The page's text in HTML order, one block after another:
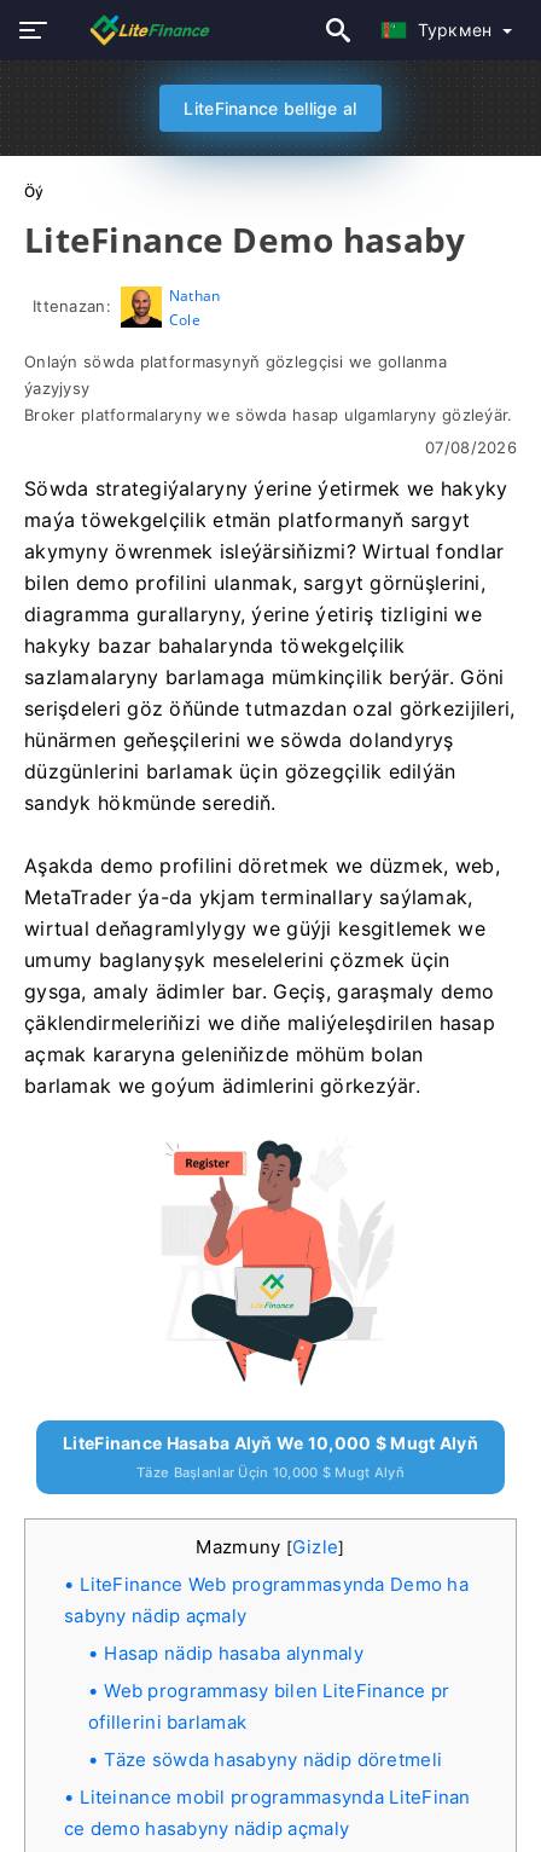
Туркмен
LiteFinance bellige al
Öý
LiteFinance Demo hasaby
Ittenazan:
Nathan
Cole
Onlaýn söwda platformasynyň gözlegçisi we gollanma
ýazyjysy
Broker platformalaryny we söwda hasap ulgamlaryny gözleýär.
07/08/2026
Söwda strategiýalaryny ýerine ýetirmek we hakyky
maýa töwekgelçilik etmän platformanyň sargyt
akymyny öwrenmek isleýärsiňizmi? Wirtual fondlar
bilen demo profilini ulanmak, sargyt görnüşlerini,
diagramma gurallaryny, ýerine ýetiriş tizligini we
hakyky bazar bahalarynda töwekgelçilik
sazlamalaryny barlamaga mümkinçilik berýär. Göni
serişdeleri göz öňünde tutmazdan ozal görkezijileri,
hünärmen geňeşçilerini we söwda dolandyryş
düzgünlerini barlamak üçin gözegçilik edilýän
sandyk hökmünde serediň.
Aşakda demo profilini döretmek we düzmek, web,
MetaTrader ýa-da ykjam terminallary saýlamak,
wirtual deňagramlylygy we güýji kesgitlemek we
umumy baglanyşyk meselelerini çözmek üçin
gysga, amaly ädimler bar. Geçiş, garaşmaly demo
çäklendirmeleriňizi we diňe maliýeleşdirilen hasap
açmak kararyna geleniňizde möhüm bolan
barlamak we goýum ädimlerini görkezýär.
LiteFinance Hasaba Alyň We 10,000 $ Mugt Alyň
Täze Başlanlar Üçin 10,000 $ Mugt Alyň
Mazmuny [Gizle]
LiteFinance Web programmasynda Demo ha
sabyny nädip açmaly
Hasap nädip hasaba alynmaly
Web programmasy bilen LiteFinance pr
ofillerini barlamak
Täze söwda hasabyny nädip döretmeli
Liteinance mobil programmasynda LiteFinan
ce demo hasabyny nädip açmaly